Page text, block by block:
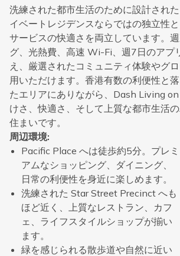
洗練された都市生活のために設計され
イベートレジデンスならではの独立性
サービスの快適さを両立しています。
グ、光熱費、高速 Wi-Fi、週7日のアプ
え、厳選されたコミュニティ体験やグ
用いただけます。香港有数の利便性と
たエリアにありながら、Dash Living
けさ、快適さ、そして上質な都市生活
住まいです。
周辺環境:
Pacific Place へは徒歩約5分。プレミ
アムなショッピング、ダイニング、
日常の利便性を身近に楽しめます。
洗練された Star Street Precinct へも
ほど近く、上質なレストラン、カフ
ェ、ライフスタイルショップが揃い
ます。
緑を感じられる散歩道や自然に近い